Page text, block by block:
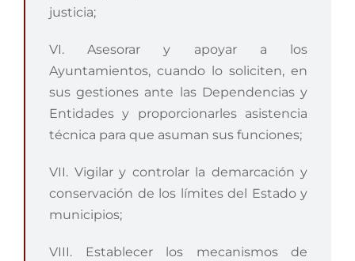
justicia;
VI. Asesorar y apoyar a los
Ayuntamientos, cuando lo soliciten, en
sus gestiones ante las Dependencias y
Entidades y proporcionarles asistencia
técnica para que asuman sus funciones;
VII. Vigilar y controlar la demarcación y
conservación de los límites del Estado y
municipios;
VIII. Establecer los mecanismos de